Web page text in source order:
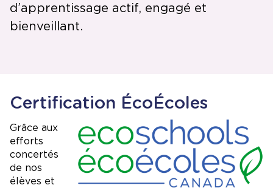
d’apprentissage actif, engagé et
bienveillant.
Certification ÉcoÉcoles
Image
Grâce aux
efforts
concertés
de nos
élèves et